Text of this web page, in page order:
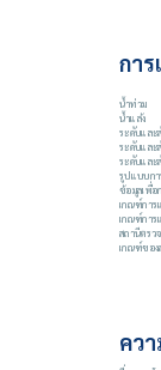
กา
น้ำท่วม
น้ำแล้ง
ระดับและ
ระดับและ
ระดับและ
รูปแบบกา
ข้อมูลเพื่อ
เกณฑ์การ
เกณฑ์การ
สถานีตรว
เกณฑ์ของ
คว